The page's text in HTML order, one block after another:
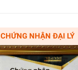
CHỨNG NHẬN ĐẠI LÝ